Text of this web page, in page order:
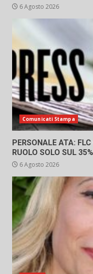
6 Agosto 2026
Comunicati Stampa
PERSONALE ATA:
RUOLO SOLO SUL
6 Agosto 2026